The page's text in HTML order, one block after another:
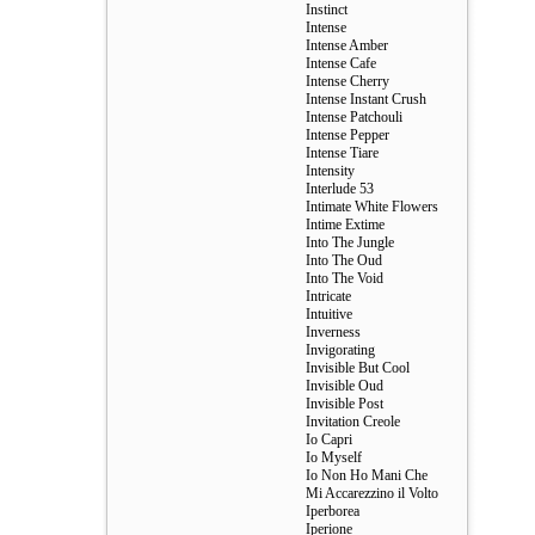
Instinct
Intense
Intense Amber
Intense Cafe
Intense Cherry
Intense Instant Crush
Intense Patchouli
Intense Pepper
Intense Tiare
Intensity
Interlude 53
Intimate White Flowers
Intime Extime
Into The Jungle
Into The Oud
Into The Void
Intricate
Intuitive
Inverness
Invigorating
Invisible But Cool
Invisible Oud
Invisible Post
Invitation Creole
Io Capri
Io Myself
Io Non Ho Mani Che
Mi Accarezzino il Volto
Iperborea
Iperione